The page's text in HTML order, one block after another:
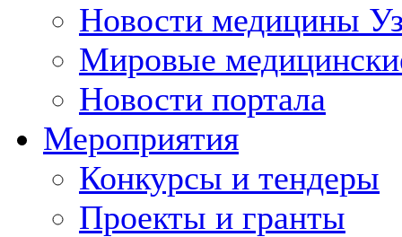
Новости медицины
Мировые
Новости портала
Мероприятия
Конкурсы и тендеры
Проекты и гранты